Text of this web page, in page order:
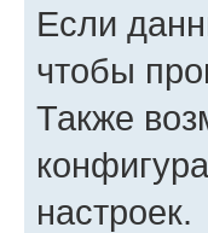
Если
чтобы
Также
настроек.